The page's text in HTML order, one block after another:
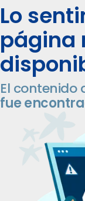
Lo
página
El contenido
fue